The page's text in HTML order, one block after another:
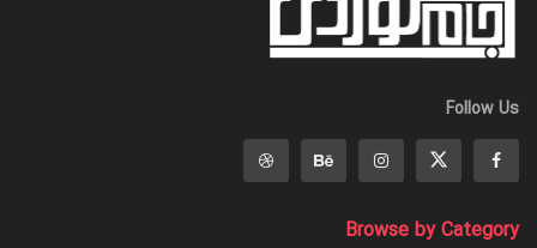
Follow Us
Browse by Category